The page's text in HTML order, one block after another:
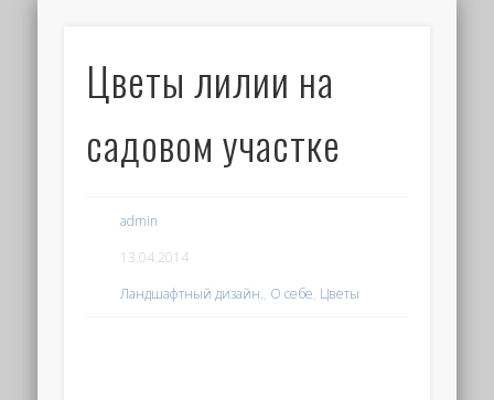
Цветы лилии на
садовом участке
admin
13.04.2014
Ландшафтный дизайн., О себе, Цветы